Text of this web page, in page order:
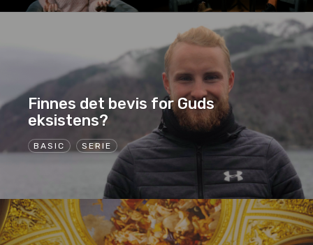
BASIC SERIE
Finnes det bevis for Guds
eksistens?